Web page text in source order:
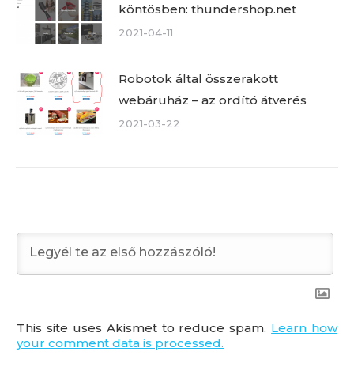
köntösben: thundershop.net
2021-04-11
Robotok által összerakott
webáruház – az ordító átverés
2021-03-22
This site uses Akismet to reduce spam. Learn how
your comment data is processed.